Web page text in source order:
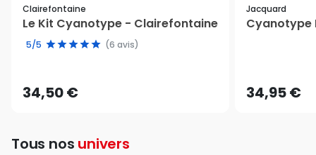
Clairefontaine
Le Kit Cyanotype - Clairefontaine
5/5 (6 avis)
34,50 €
Jacquard
Cyanotype
34,95 €
Tous nos univers